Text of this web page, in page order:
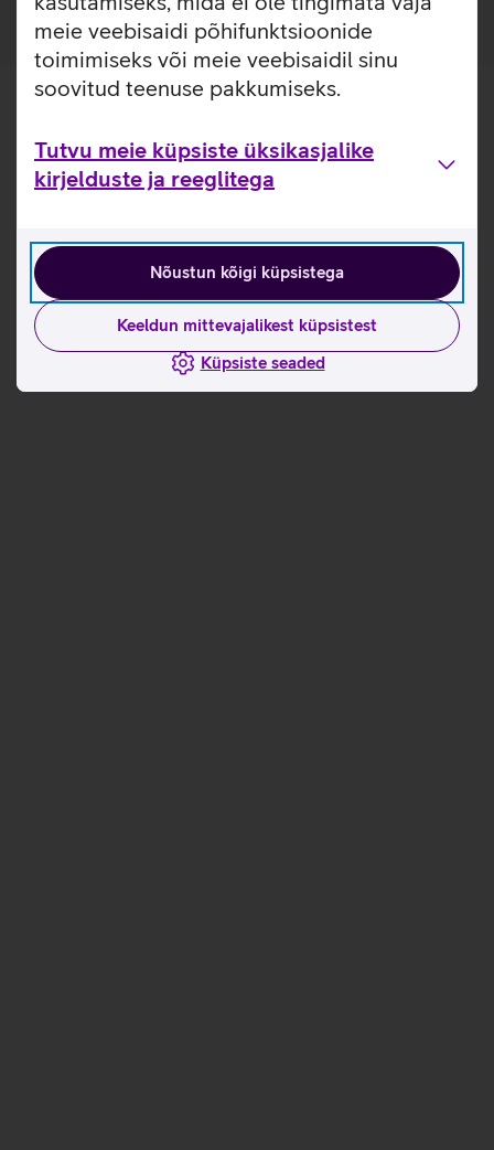
meie veebisaidi põhifunktsioonide
toimimiseks või meie veebisaidil sinu
soovitud teenuse pakkumiseks.
Tutvu meie küpsiste üksikasjalike
kirjelduste ja reeglitega
Nõustun kõigi küpsistega
Keeldun mittevajalikest küpsistest
Küpsiste seaded